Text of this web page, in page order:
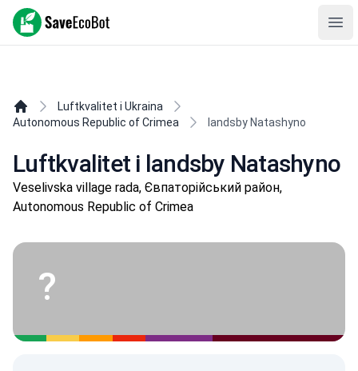
SaveEcoBot
Luftkvalitet i Ukraina
Autonomous Republic of Crimea
landsby Natashyno
Luftkvalitet i landsby Natashyno
Veselivska village rada, Євпаторійський район,
Autonomous Republic of Crimea
?